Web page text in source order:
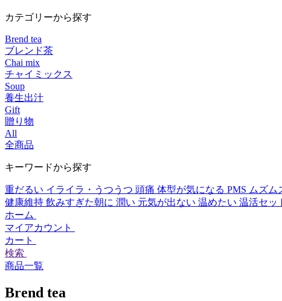
カテゴリーから探す
Brend tea
ブレンド茶
Chai mix
チャイミックス
Soup
養生出汁
Gift
贈り物
All
全商品
キーワードから探す
重だるい イライラ・うつうつ 頭痛 体型が気になる PMS ムズム
健康維持 飲みすぎた朝に 潤い 元気が出ない 温めたい 温活セッ
ホーム
マイアカウント
カート
検索
商品一覧
Brend tea